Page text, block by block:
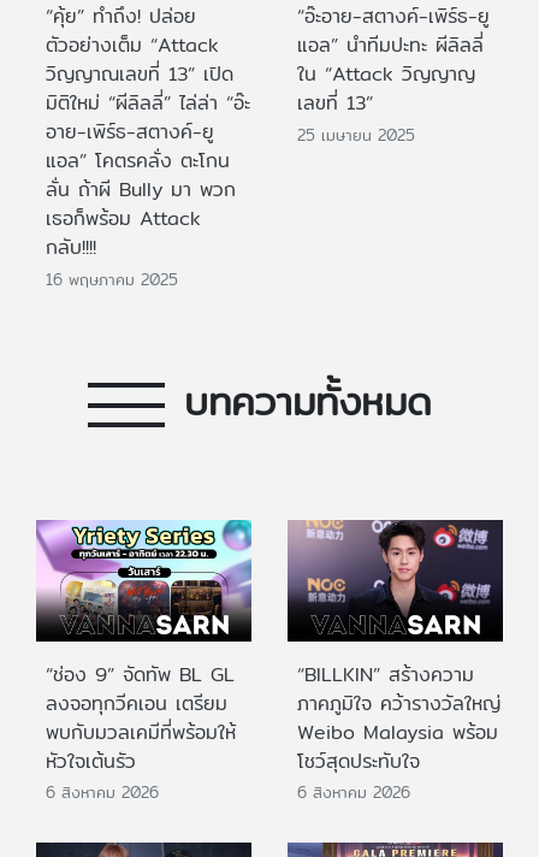
“คุ้ย” ทำถึง! ปล่อย
ตัวอย่างเต็ม “Attack
วิญญาณเลขที่ 13” เปิด
มิติใหม่ “ผีลิลลี่” ไล่ล่า “อ๊ะ
อาย-เพิร์ธ-สตางค์-ยู
แอล” โคตรคลั่ง ตะโกน
ลั่น ถ้าผี Bully มา พวก
เธอก็พร้อม Attack
กลับ!!!!
16 พฤษภาคม 2025
“อ๊ะอาย-สตางค์-เพิร์ธ-ยู
แอล” นำทีมปะทะ ผีลิลลี่
ใน “Attack วิญญาญ
เลขที่ 13”
25 เมษายน 2025
บทความทั้งหมด
“ช่อง 9” จัดทัพ BL GL
ลงจอทุกวีคเอน เตรียม
พบกับมวลเคมีที่พร้อมให้
หัวใจเต้นรัว
6 สิงหาคม 2026
“BILLKIN” สร้างความ
ภาคภูมิใจ คว้ารางวัลใหญ่
Weibo Malaysia พร้อม
โชว์สุดประทับใจ
6 สิงหาคม 2026